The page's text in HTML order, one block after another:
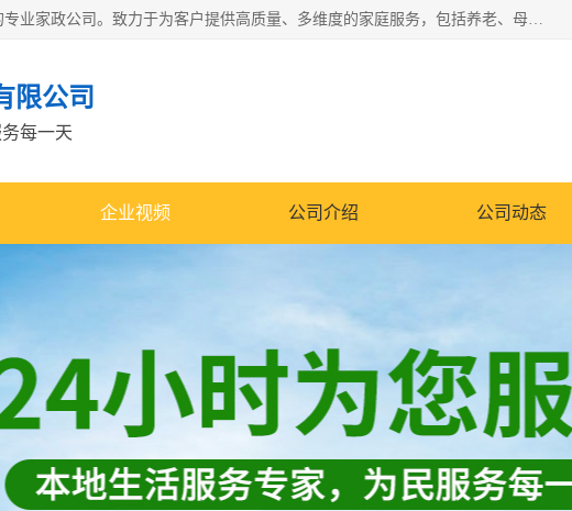
深圳市柏林家政有限公司是一家服务于深圳市民的专业家政公司。致力于为客户提供高质量、多维度的家庭服务，包括养老、母婴、月嫂育婴早教、康复理疗、家电清洗和保洁等方面的专业服务。
限公司
每一天
企业视频 公司介绍 公司动态